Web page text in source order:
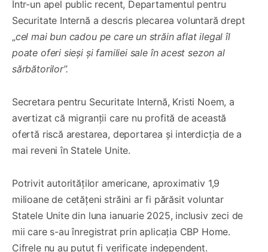
Într-un apel public recent, Departamentul pentru
Securitate Internă a descris plecarea voluntară drept
„cel mai bun cadou pe care un străin aflat ilegal îl
poate oferi sieși și familiei sale în acest sezon al
sărbătorilor”.
Secretara pentru Securitate Internă, Kristi Noem, a
avertizat că migranții care nu profită de această
ofertă riscă arestarea, deportarea și interdicția de a
mai reveni în Statele Unite.
Potrivit autorităților americane, aproximativ 1,9
milioane de cetățeni străini ar fi părăsit voluntar
Statele Unite din luna ianuarie 2025, inclusiv zeci de
mii care s-au înregistrat prin aplicația CBP Home.
Cifrele nu au putut fi verificate independent.